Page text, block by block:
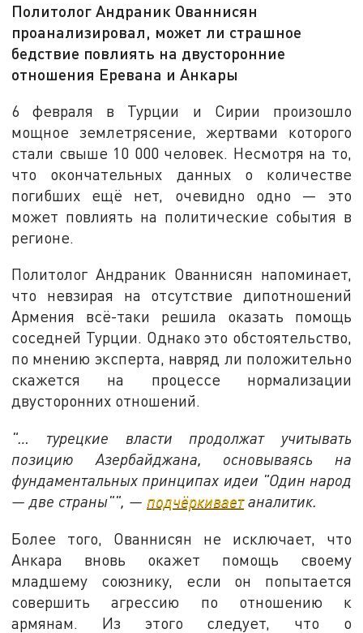
Политолог Андраник Ованнисян
проанализировал, может ли страшное
бедствие повлиять на двусторонние
отношения Еревана и Анкары
6 февраля в Турции и Сирии произошло
мощное землетрясение, жертвами которого
стали свыше 10 000 человек. Несмотря на то,
что окончательных данных о количестве
погибших ещё нет, очевидно одно — это
может повлиять на политические события в
регионе.
Политолог Андраник Ованнисян напоминает,
что невзирая на отсутствие дипотношений
Армения всё-таки решила оказать помощь
соседней Турции. Однако это обстоятельство,
по мнению эксперта, навряд ли положительно
скажется на процессе нормализации
двусторонних отношений.
"… турецкие власти продолжат учитывать
позицию Азербайджана, основываясь на
фундаментальных принципах идеи "Один народ
— две страны"", — подчёркиваетаналитик.
Более того, Ованнисян не исключает, что
Анкара вновь окажет помощь своему
младшему союзнику, если он попытается
совершить агрессию по отношению к
армянам. Из этого следует, что о